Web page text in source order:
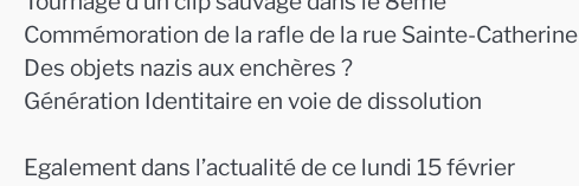
Commémoration de la rafle de la rue Sainte-Catherine
Des objets nazis aux enchères ?
Génération Identitaire en voie de dissolution
Egalement dans l’actualité de ce lundi 15 février